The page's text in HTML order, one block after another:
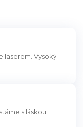
laserem. Vysoký
s láskou.